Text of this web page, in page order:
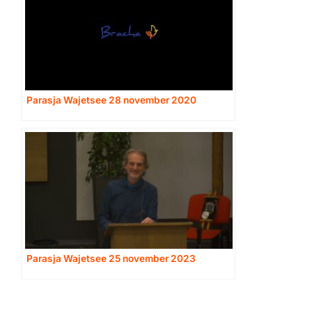
Parasja Wajetsee 28 november 2020
Parasja Wajetsee 25 november 2023